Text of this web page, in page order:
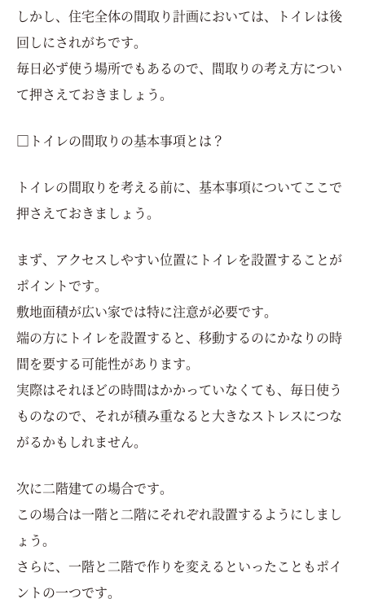
しかし、住宅全体の間取り計画においては、トイレは後
回しにされがちです。
毎日必ず使う場所でもあるので、間取りの考え方につい
て押さえておきましょう。
□トイレの間取りの基本事項とは？
トイレの間取りを考える前に、基本事項についてここで
押さえておきましょう。
まず、アクセスしやすい位置にトイレを設置することが
ポイントです。
敷地面積が広い家では特に注意が必要です。
端の方にトイレを設置すると、移動するのにかなりの時
間を要する可能性があります。
実際はそれほどの時間はかかっていなくても、毎日使う
ものなので、それが積み重なると大きなストレスにつな
がるかもしれません。
次に二階建ての場合です。
この場合は一階と二階にそれぞれ設置するようにしまし
ょう。
さらに、一階と二階で作りを変えるといったこともポイ
ントの一つです。